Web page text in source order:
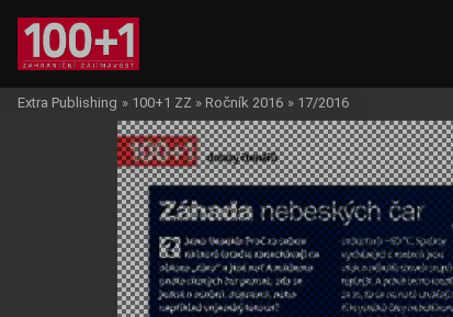
Extra Publishing » 100+1 ZZ » Ročník 2016 » 17/2016